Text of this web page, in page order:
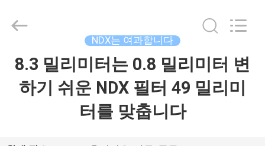
집
2026
Reserved.
NDX는 여과합니다
8.3 밀리미터는 0.8 밀리미터 변
하기 쉬운 NDX 필터 49 밀리미
터를 맞춥니다